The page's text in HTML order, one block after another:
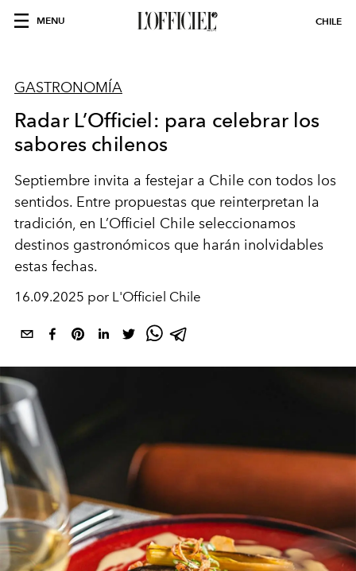
MENU CHILE
GASTRONOMÍA
Radar L’Officiel: para celebrar los
sabores chilenos
Septiembre invita a festejar a Chile con todos los
sentidos. Entre propuestas que reinterpretan la
tradición, en L’Officiel Chile seleccionamos
destinos gastronómicos que harán inolvidables
estas fechas.
16.09.2025 por L'Officiel Chile